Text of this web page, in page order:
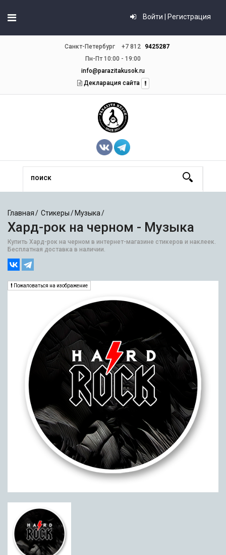
Войти | Регистрация
Санкт-Петербург +7 812
9425287
Пн-Пт 10:00 - 19:00
info@parazitakusok.ru
Декларация сайта
Главная Стикеры Музыка
Хард-рок на черном - Музыка
Купить Хард-рок на черном в интернет-магазине стикеров и наклеек.
Бесплатная доставка в наличии.
Пожаловаться на изображение